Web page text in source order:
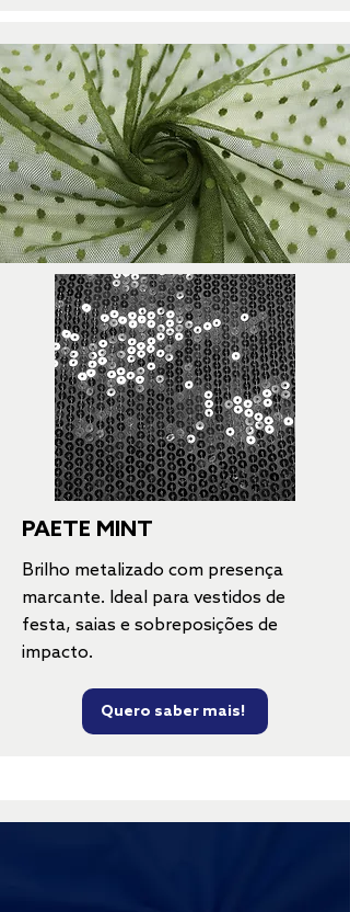
PAETE MINT
Brilho metalizado com presença
marcante. Ideal para vestidos de
festa, saias e sobreposições de
impacto.
Quero saber mais!